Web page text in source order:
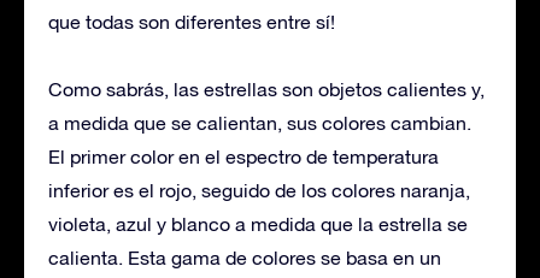
que todas son diferentes entre sí!
Como sabrás, las estrellas son objetos calientes y,
a medida que se calientan, sus colores cambian.
El primer color en el espectro de temperatura
inferior es el rojo, seguido de los colores naranja,
violeta, azul y blanco a medida que la estrella se
calienta. Esta gama de colores se basa en un